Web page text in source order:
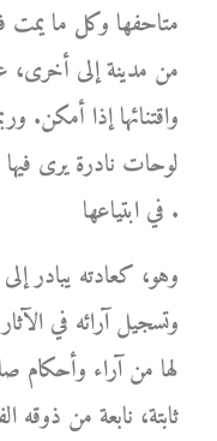
متاحفها وكل ما يمت
من مدينة إلى أخرى،
واقتنائها إذا أمكن.
لوحات نادرة يرى فيها
في ابتياعها .
وهو، كعادته يبادر
وتسجيل آرائه في
لها من آراء وأحكام
ثابتة، نابعة من ذوقه